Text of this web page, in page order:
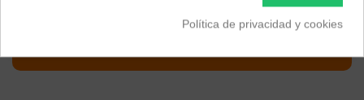
Política de privacidad y cookies